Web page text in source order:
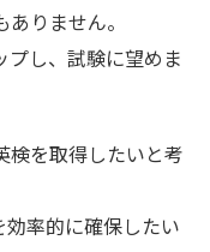
りません。
プし、試験に望めま
検を取得したいと考
効率的に確保したい